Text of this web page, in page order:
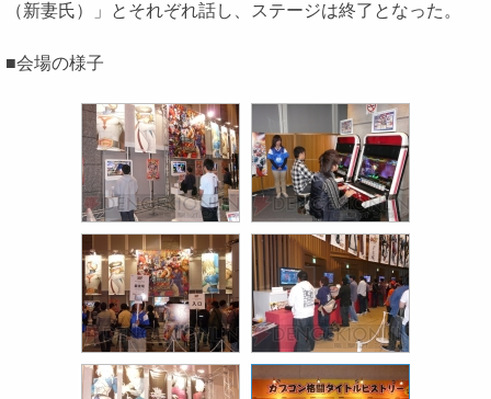
（新妻氏）」とそれぞれ話し、ステージは終了となった。
■会場の様子